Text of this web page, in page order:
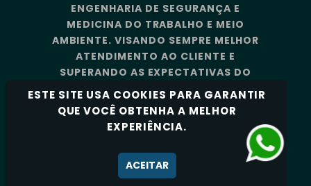
ENGENHARIA DE SEGURANÇA E
MEDICINA DO TRABALHO E MEIO
AMBIENTE. VISANDO SEMPRE MELHOR
ATENDIMENTO AO CLIENTE E
SUPERANDO AS EXPECTATIVAS DO
MERCADO, A CTE ENGENHARIA
CONTA COM UMA EQUIPE DE
PROFISSIONAIS ALTAMENTE
CAPACITADOS E ESPECIALIZADOS.
Política de Privacidade
ESTE SITE USA COOKIES PARA GARANTIR
QUE VOCÊ OBTENHA A MELHOR
EXPERIÊNCIA.
ACEITAR